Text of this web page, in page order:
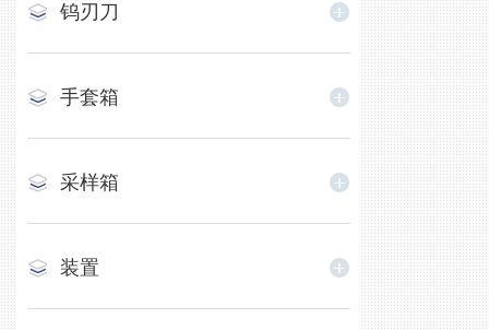
钨刃刀
手套箱
采样箱
装置